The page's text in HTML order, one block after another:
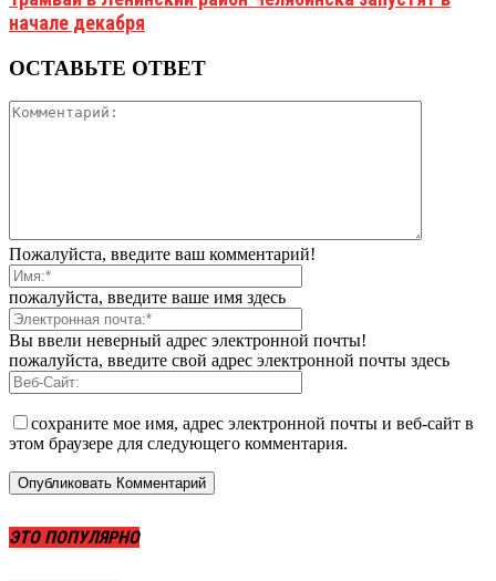
начале декабря
ОСТАВЬТЕ ОТВЕТ
Пожалуйста, введите ваш комментарий!
пожалуйста, введите ваше имя здесь
Вы ввели неверный адрес электронной почты!
пожалуйста, введите свой адрес электронной почты здесь
сохраните мое имя, адрес электронной почты и веб-сайт в
этом браузере для следующего комментария.
ЭТО ПОПУЛЯРНО